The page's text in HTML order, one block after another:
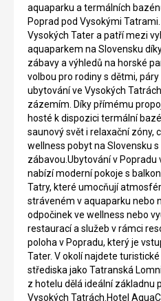
aquaparku a termálních
Poprad pod Vysokými
Vysokých Tater a patří mezi
aquaparkem na Slovensku
zábavy a výhledů na horské
volbou pro rodiny s dětmi,
ubytování ve Vysokých
zázemím. Díky přímému
hosté k dispozici termální
saunový svět i relaxační zóny,
wellness pobyt na Slovensku
zábavou.Ubytování v
nabízí moderní pokoje s
Tatry, které umocňují
stráveném v aquaparku nebo
odpočinek ve wellness nebo
restaurací a služeb v rámci
poloha v Popradu, který je
Tater. V okolí najdete
střediska jako Tatranská
z hotelu dělá ideální základnu
Vysokých Tatrách.Hotel